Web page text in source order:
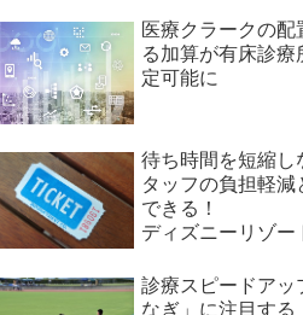
医療クラークの配
る加算が有床診療
定可能に
待ち時間を短縮し
タッフの負担軽減
できる！
ディズニーリゾー
帯予約」活用術
診療スピードアッ
なぎ」に注目する